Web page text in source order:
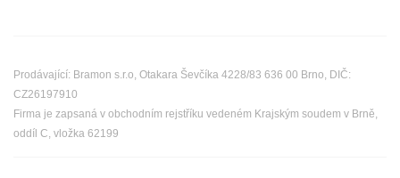
Prodávající: Bramon s.r.o, Otakara Ševčíka 4228/83 636 00 Brno, DIČ:
CZ26197910
Firma je zapsaná v obchodním rejstříku vedeném Krajským soudem v Brně,
oddíl C, vložka 62199